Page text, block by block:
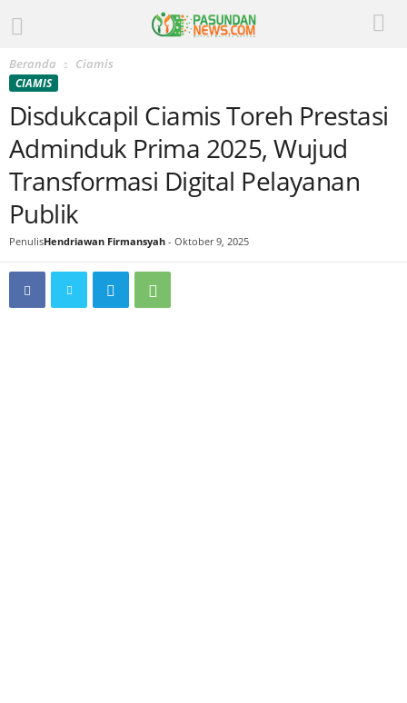
Beranda Ciamis
CIAMIS
Disdukcapil Ciamis Toreh Prestasi
Adminduk Prima 2025, Wujud
Transformasi Digital Pelayanan
Publik
PenulisHendriawan Firmansyah - Oktober 9, 2025